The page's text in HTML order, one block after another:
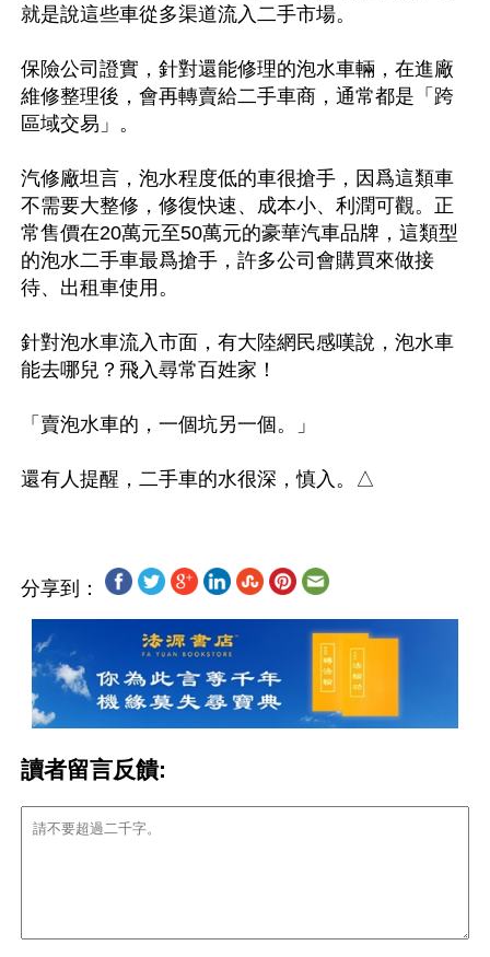
就是說這些車從多渠道流入二手市場。
保險公司證實，針對還能修理的泡水車輛，在進廠
維修整理後，會再轉賣給二手車商，通常都是「跨
區域交易」。
汽修廠坦言，泡水程度低的車很搶手，因爲這類車
不需要大整修，修復快速、成本小、利潤可觀。正
常售價在20萬元至50萬元的豪華汽車品牌，這類型
的泡水二手車最爲搶手，許多公司會購買來做接
待、出租車使用。
針對泡水車流入市面，有大陸網民感嘆說，泡水車
能去哪兒？飛入尋常百姓家！
「賣泡水車的，一個坑另一個。」
分享到：
讀者留言反饋: